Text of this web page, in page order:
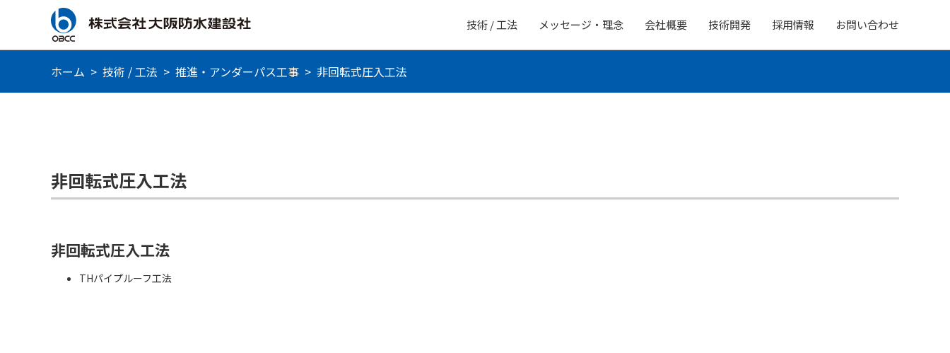
技術 / 工法 メッセージ・理念 会社概要 技術開発 採用情報 お問い合わせ
ホーム > 技術 / 工法 > 推進・アンダーパス工事 > 非回転式圧入工法
非回転式圧入工法
非回転式圧入工法
THパイプルーフ工法